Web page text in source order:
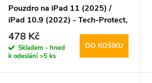
Pouzdro na iPad 11 (2025) /
iPad 10.9 (2022) - Tech-Protect,
SmartCase Pen Magenta
478 Kč
Skladem - hned
k odeslání>5 ks
DO KOŠÍKU